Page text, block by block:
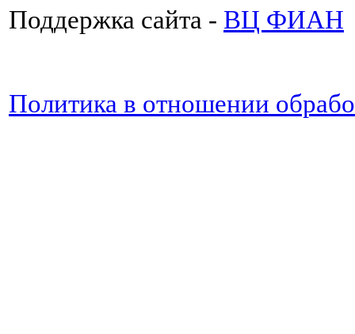
Поддержка сайта - ВЦ ФИАН
Политика в отношении